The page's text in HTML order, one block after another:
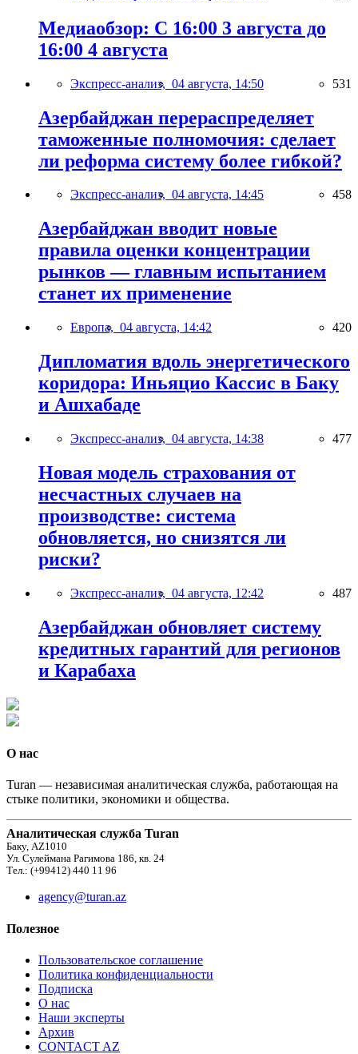
Медиаобзор: С 16:00 3 августа до
16:00 4 августа
Экспресс-анализ, 04 августа, 14:50 531
Азербайджан перераспределяет
таможенные полномочия: сделает
ли реформа систему более гибкой?
Экспресс-анализ, 04 августа, 14:45 458
Азербайджан вводит новые
правила оценки концентрации
рынков — главным испытанием
станет их применение
Европа, 04 августа, 14:42 420
Дипломатия вдоль энергетического
коридора: Иньяцио Кассис в Баку
и Ашхабаде
Экспресс-анализ, 04 августа, 14:38 477
Новая модель страхования от
несчастных случаев на
производстве: система
обновляется, но снизятся ли
риски?
Экспресс-анализ, 04 августа, 12:42 487
Азербайджан обновляет систему
кредитных гарантий для регионов
и Карабаха
О нас
Turan — независимая аналитическая служба, работающая на
стыке политики, экономики и общества.
Аналитическая служба Turan
Баку, AZ1010
Ул. Сулеймана Рагимова 186, кв. 24
Тел.: (+99412) 440 11 96
agency@turan.az
Полезное
Пользовательское соглашение
Политика конфиденциальности
Подписка
О нас
Наши эксперты
Архив
CONTACT AZ